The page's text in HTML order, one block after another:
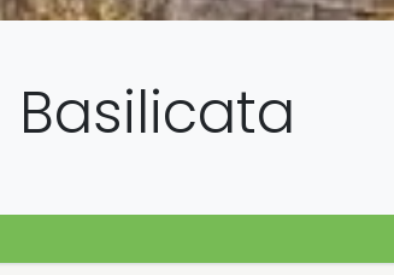
Basilicata